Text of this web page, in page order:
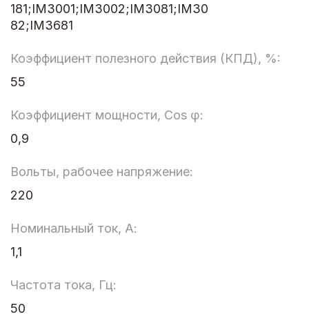
181;IM3001;IM3002;IM3081;IM30
82;IM3681
Коэффициент полезного действия (КПД), %:
55
Коэффициент мощности, Cos φ:
0,9
Вольты, рабочее напряжение:
220
Номинальный ток, А:
1,1
Частота тока, Гц:
50